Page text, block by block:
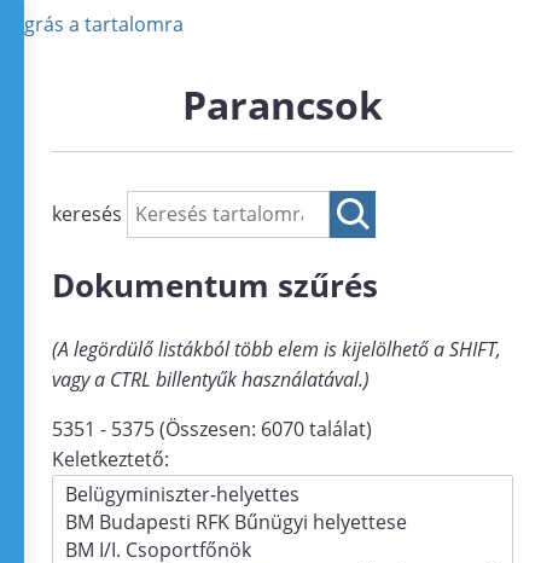
Ugrás a tartalomra
Parancsok
keresés
Dokumentum szűrés
(A legördülő listákból több elem is kijelölhető a SHIFT,
vagy a CTRL billentyűk használatával.)
5351 - 5375 (Összesen: 6070 találat)
Keletkeztető: